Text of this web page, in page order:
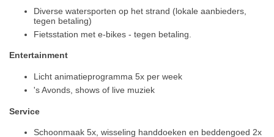
Diverse watersporten op het strand (lokale aanbieders,
tegen betaling)
Fietsstation met e-bikes - tegen betaling.
Entertainment
Licht animatieprogramma 5x per week
's Avonds, shows of live muziek
Service
Schoonmaak 5x, wisseling handdoeken en beddengoed 2x